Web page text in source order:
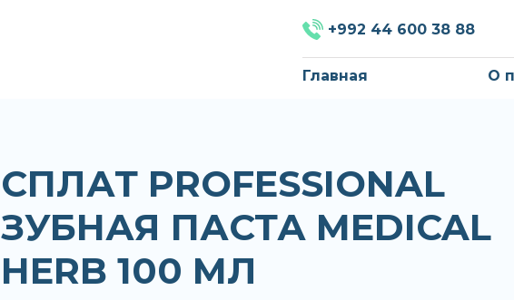
+992 44 600 38 88
Главная О
СПЛАТ PROFESSIONAL
ЗУБНАЯ ПАСТА MEDICAL
HERB 100 МЛ